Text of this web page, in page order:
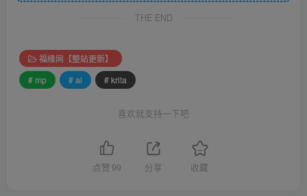
THE END
福缘网【整站更新】
# mp
# al # krita
喜欢就支持一下吧
点赞 99 分享 收藏